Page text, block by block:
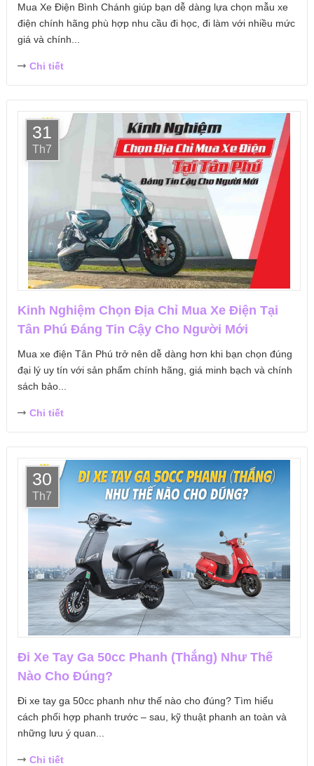
Mua Xe Điện Bình Chánh giúp bạn dễ dàng lựa chọn mẫu xe
điện chính hãng phù hợp nhu cầu đi học, đi làm với nhiều mức
giá và chính...
Chi tiết
31
Th7
Kinh Nghiệm Chọn Địa Chỉ Mua Xe Điện Tại
Tân Phú Đáng Tin Cậy Cho Người Mới
Mua xe điện Tân Phú trở nên dễ dàng hơn khi bạn chọn đúng
đại lý uy tín với sản phẩm chính hãng, giá minh bạch và chính
sách bảo...
Chi tiết
30
Th7
Đi Xe Tay Ga 50cc Phanh (Thắng) Như Thế
Nào Cho Đúng?
Đi xe tay ga 50cc phanh như thế nào cho đúng? Tìm hiểu
cách phối hợp phanh trước – sau, kỹ thuật phanh an toàn và
những lưu ý quan...
Chi tiết